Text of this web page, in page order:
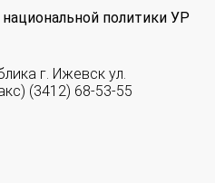
политики УР
г. Ижевск ул.
(3412) 68-53-55